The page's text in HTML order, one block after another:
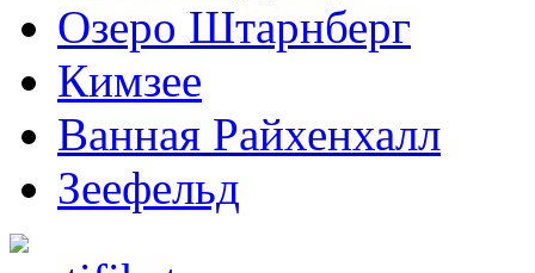
Озеро Штарнберг
Кимзее
Ванная Райхенхалл
Зеефельд